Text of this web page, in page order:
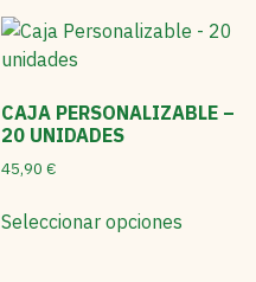
CAJA PERSONALIZABLE –
20 UNIDADES
45,90 €
Seleccionar opciones